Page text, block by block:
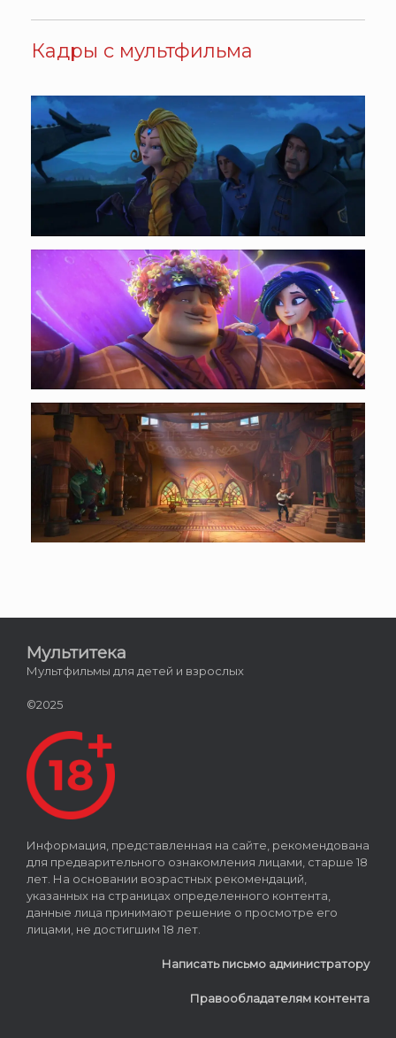
Кадры с мультфильма
Мультитека
Мультфильмы для детей и взрослых
©2025
Информация, представленная на сайте, рекомендована
для предварительного ознакомления лицами, старше 18
лет. На основании возрастных рекомендаций,
указанных на страницах определенного контента,
данные лица принимают решение о просмотре его
лицами, не достигшим 18 лет.
Написать письмо администратору
Правообладателям контента